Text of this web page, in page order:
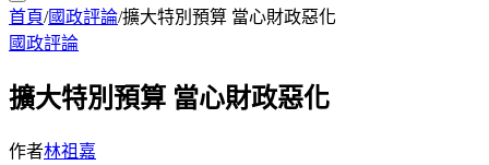
首頁/國政評論/擴大特別預算 當心財政惡化
國政評論
擴大特別預算 當心財政惡化
作者林祖嘉